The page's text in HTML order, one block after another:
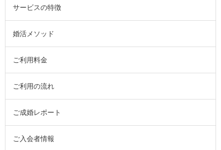
サービスの特徴
婚活メソッド
ご利用料金
ご利用の流れ
ご成婚レポート
ご入会者情報